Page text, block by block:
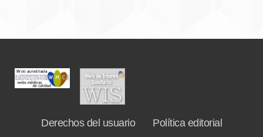
Derechos del usuario Política editorial